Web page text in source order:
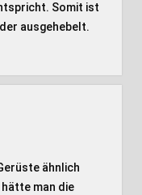
Somit ist
ausgehebelt.
ähnlich
man die